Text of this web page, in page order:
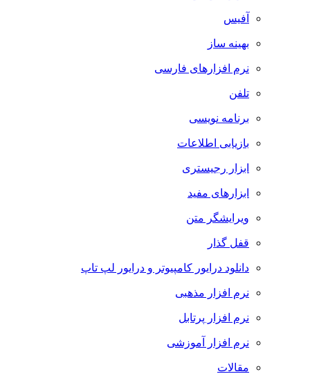
آفیس
بهینه ساز
نرم افزارهای فارسی
تلفن
برنامه نویسی
بازیابی اطلاعات
ابزار رجیستری
ابزارهای مفید
ویرایشگر متن
قفل گذار
دانلود درایور کامپیوتر و درایور لپ تاپ
نرم افزار مذهبی
نرم افزار پرتابل
نرم افزار آموزشی
مقالات